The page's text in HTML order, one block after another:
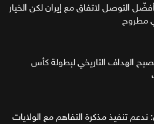
التوصل لاتفاق مع إيران لكن الخيار
مطروح
الهداف التاريخي لبطولة كأس
ندعم تنفيذ مذكرة التفاهم مع الولايات